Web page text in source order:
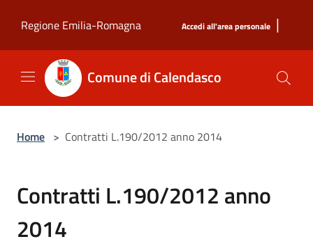
Regione Emilia-Romagna
Accedi all'area personale |
Comune di Calendasco
Home > Contratti L.190/2012 anno 2014
Contratti L.190/2012 anno
2014